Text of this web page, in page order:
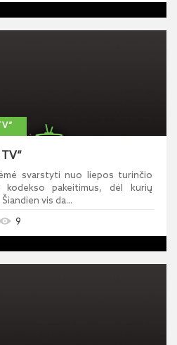
svarstyti nuo liepos turinčio
pakeitimus, dėl kurių
vis da...
9